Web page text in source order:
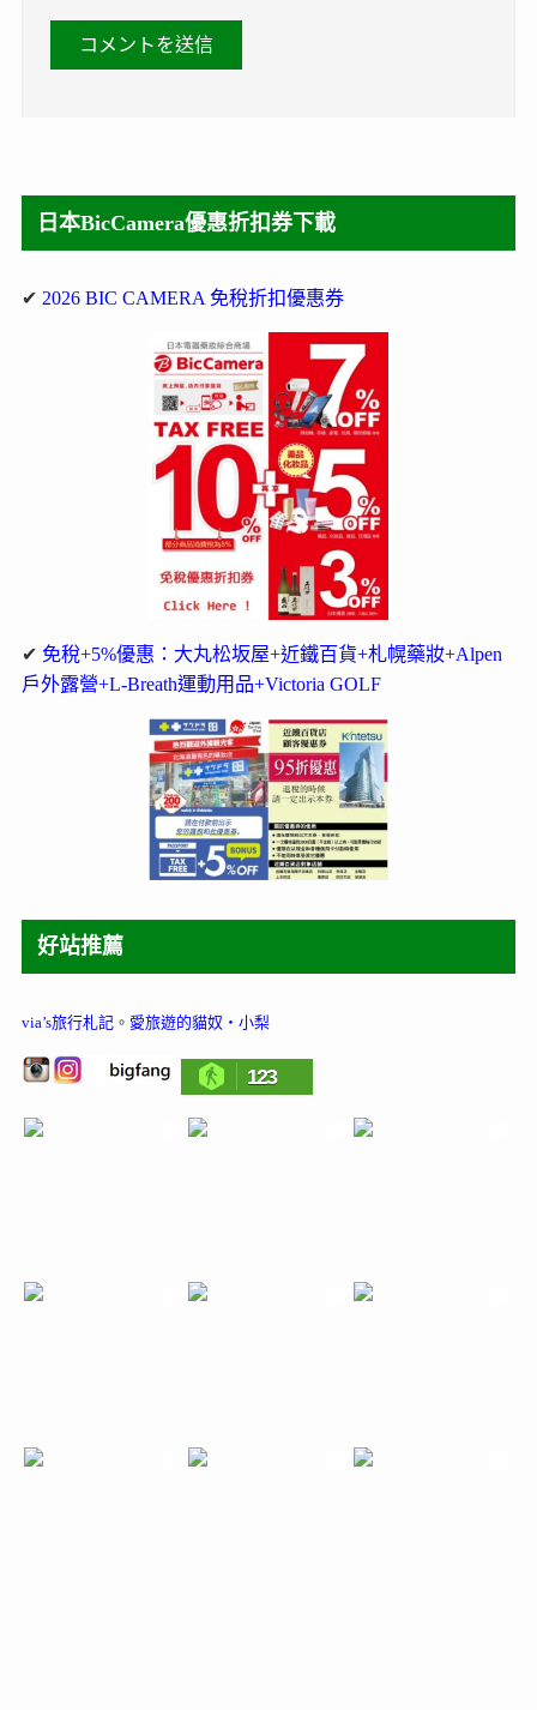
日本BicCamera優惠折扣券下載
✔ 2026 BIC CAMERA 免稅折扣優惠券
✔ 免稅+5%優惠：大丸松坂屋+近鐵百貨+札幌藥妝+Alpen
戶外露營+L-Breath運動用品+Victoria GOLF
好站推薦
via’s旅行札記。 愛旅遊的貓奴‧小梨
123